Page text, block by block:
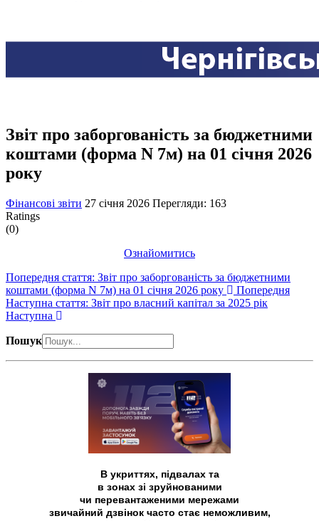
Звіт про заборгованість за бюджетними
коштами (форма N 7м) на 01 січня 2026
року
Фінансові звіти 27 січня 2026 Перегляди: 163
Ratings
(0)
Ознайомитись
Попередня стаття: Звіт про заборгованість за бюджетними
коштами (форма N 7м) на 01 січня 2026 року
Попередня
Наступна стаття: Звіт про власний капітал за 2025 рік
Наступна
Пошук
В укриттях, підвалах та
в зонах зі зруйнованими
чи перевантаженими мережами
звичайний дзвінок часто стає неможливим,